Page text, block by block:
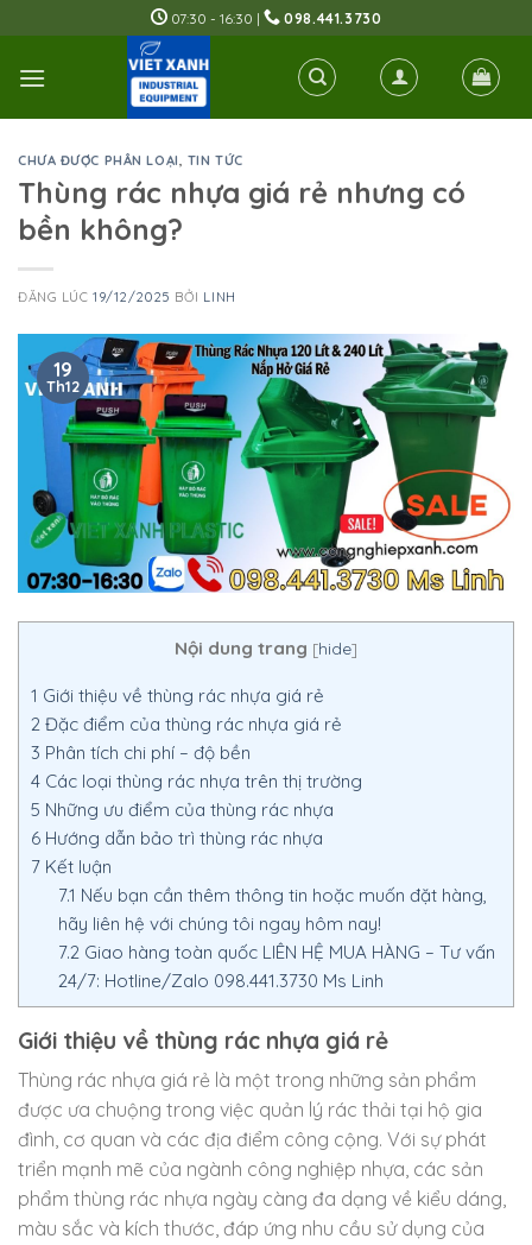
to
content
07:30 - 16:30 | 098.441.3730
CHƯA ĐƯỢC PHÂN LOẠI, TIN TỨC
Thùng rác nhựa giá rẻ nhưng có
bền không?
ĐĂNG LÚC19/12/2025 BỞI LINH
19
Th12
Nội dung trang [hide]
1 Giới thiệu về thùng rác nhựa giá rẻ
2 Đặc điểm của thùng rác nhựa giá rẻ
3 Phân tích chi phí – độ bền
4 Các loại thùng rác nhựa trên thị trường
5 Những ưu điểm của thùng rác nhựa
6 Hướng dẫn bảo trì thùng rác nhựa
7 Kết luận
7.1 Nếu bạn cần thêm thông tin hoặc muốn đặt hàng,
hãy liên hệ với chúng tôi ngay hôm nay!
7.2 Giao hàng toàn quốc LIÊN HỆ MUA HÀNG – Tư vấn
24/7: Hotline/Zalo 098.441.3730 Ms Linh
Giới thiệu về thùng rác nhựa giá rẻ
Thùng rác nhựa giá rẻ là một trong những sản phẩm
được ưa chuộng trong việc quản lý rác thải tại hộ gia
đình, cơ quan và các địa điểm công cộng. Với sự phát
triển mạnh mẽ của ngành công nghiệp nhựa, các sản
phẩm thùng rác nhựa ngày càng đa dạng về kiểu dáng,
màu sắc và kích thước, đáp ứng nhu cầu sử dụng của